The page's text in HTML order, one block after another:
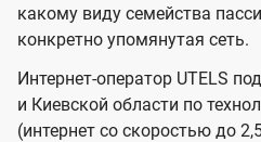
какому виду семейства
конкретно упомянутая сеть.
Интернет-оператор UTELS
и Киевской области по
(интернет со скоростью до